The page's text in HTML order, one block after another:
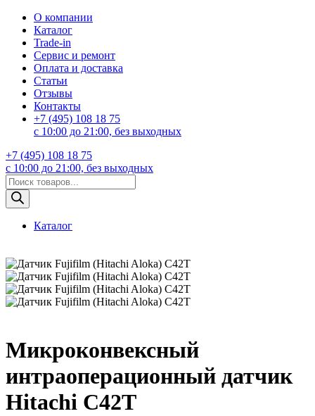
О компании
Каталог
Trade-in
Сервис и ремонт
Оплата и доставка
Статьи
Отзывы
Контакты
+7 (495) 108 18 75
с 10:00 до 21:00, без выходных
+7 (495) 108 18 75
с 10:00 до 21:00, без выходных
Поиск
товаров
Каталог
Микроконвексный
интраоперационный датчик
Hitachi C42T